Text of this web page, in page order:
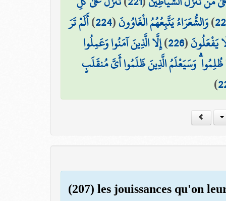
)وَالشُّعَرَاءُ يَتَّبِعُهُمُ الْغَاوُونَ(
224
)أَلَمْ تَرَ
يَفْعَلُونَ(
226
)إِلَّا الَّذِينَ آمَنُوا وَعَمِلُوا
ظُلِمُوا ۗ وَسَيَعْلَمُ الَّذِينَ ظَلَمُوا أَيَّ مُنقَلَبٍ
)
(207) les jouissances qu'on